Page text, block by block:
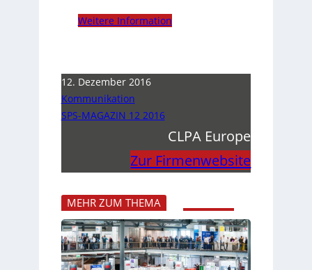
Weitere Information
12. Dezember 2016
Kommunikation
SPS-MAGAZIN 12 2016
CLPA Europe
Zur Firmenwebsite
MEHR ZUM THEMA